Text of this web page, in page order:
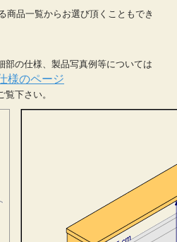
商品一覧からお選び頂くこともでき
部の仕様、製品写真例等については
様のページ
覧下さい。